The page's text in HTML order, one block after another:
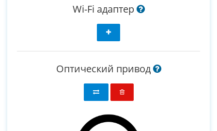
Wi-Fi адаптер
Оптический привод